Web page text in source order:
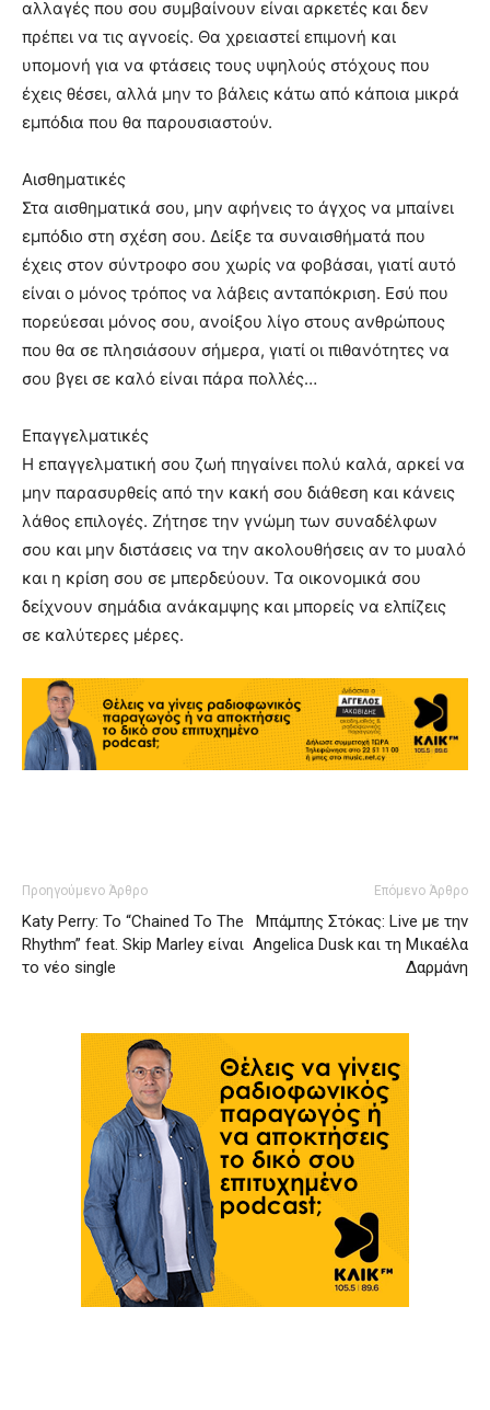
αλλαγές που σου συμβαίνουν είναι αρκετές και δεν
πρέπει να τις αγνοείς. Θα χρειαστεί επιμονή και
υπομονή για να φτάσεις τους υψηλούς στόχους που
έχεις θέσει, αλλά μην το βάλεις κάτω από κάποια μικρά
εμπόδια που θα παρουσιαστούν.
Αισθηματικές
Στα αισθηματικά σου, μην αφήνεις το άγχος να μπαίνει
εμπόδιο στη σχέση σου. Δείξε τα συναισθήματά που
έχεις στον σύντροφο σου χωρίς να φοβάσαι, γιατί αυτό
είναι ο μόνος τρόπος να λάβεις ανταπόκριση. Εσύ που
πορεύεσαι μόνος σου, ανοίξου λίγο στους ανθρώπους
που θα σε πλησιάσουν σήμερα, γιατί οι πιθανότητες να
σου βγει σε καλό είναι πάρα πολλές…
Επαγγελματικές
Η επαγγελματική σου ζωή πηγαίνει πολύ καλά, αρκεί να
μην παρασυρθείς από την κακή σου διάθεση και κάνεις
λάθος επιλογές. Ζήτησε την γνώμη των συναδέλφων
σου και μην διστάσεις να την ακολουθήσεις αν το μυαλό
και η κρίση σου σε μπερδεύουν. Τα οικονομικά σου
δείχνουν σημάδια ανάκαμψης και μπορείς να ελπίζεις
σε καλύτερες μέρες.
Προηγούμενο Άρθρο
Katy Perry: Το “Chained To The
Rhythm” feat. Skip Marley είναι
το νέο single
Επόμενο Άρθρο
Μπάμπης Στόκας: Live με την
Angelica Dusk και τη Μικαέλα
Δαρμάνη